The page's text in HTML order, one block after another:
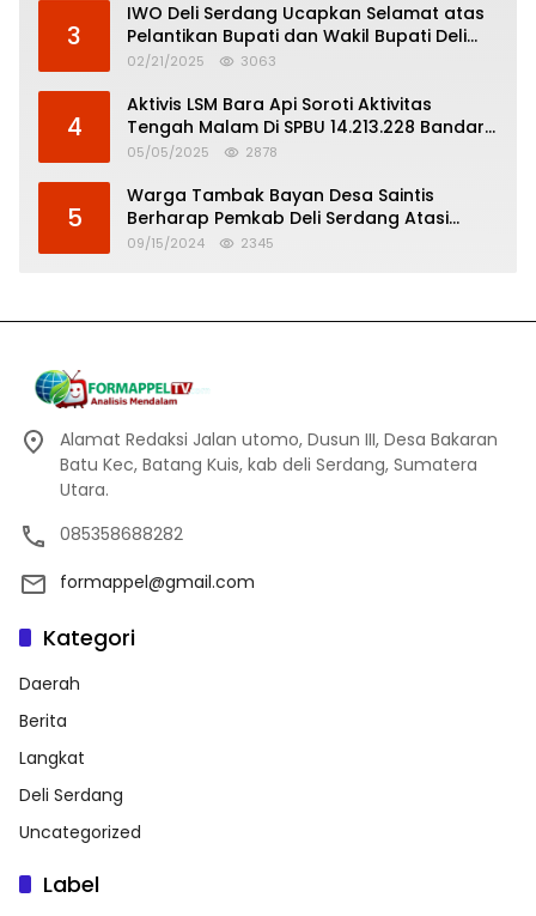
3
IWO Deli Serdang Ucapkan Selamat atas
Pelantikan Bupati dan Wakil Bupati Deli
Serdang
02/21/2025 3063
4
Aktivis LSM Bara Api Soroti Aktivitas
Tengah Malam Di SPBU 14.213.228 Bandar
Tinggi
05/05/2025 2878
5
Warga Tambak Bayan Desa Saintis
Berharap Pemkab Deli Serdang Atasi
Banjir
09/15/2024 2345
Alamat Redaksi Jalan utomo, Dusun III, Desa Bakaran
Batu Kec, Batang Kuis, kab deli Serdang, Sumatera
Utara.
085358688282
formappel@gmail.com
Kategori
Daerah
Berita
Langkat
Deli Serdang
Uncategorized
Label